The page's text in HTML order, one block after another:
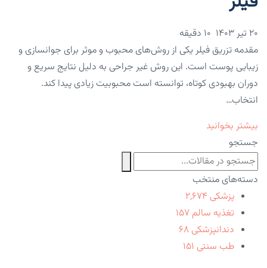
۲۰ تیر ۱۴۰۳
مقدمه تزریق فیلر یکی از روش‌های محبوب و موثر برای جوانسازی و
زیبایی پوست است. این روش غیر جراحی به دلیل نتایج سریع و
دوران بهبودی کوتاه، توانسته است محبوبیت زیادی پیدا کند.
انتخاب…
بیشتر بخوانید
جستجو
دسته‌های منتخب
پزشکی ۲,۶۷۴
تغذیه سالم ۱۵۷
دندانپزشکی ۶۸
طب سنتی ۱۵۱